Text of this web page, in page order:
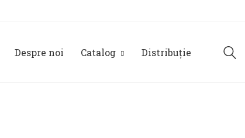
Despre noi Catalog Distribuție